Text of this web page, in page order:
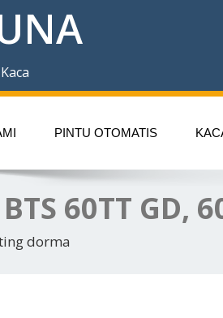
PINTU OTOMATIS
60TT GD,
dorma